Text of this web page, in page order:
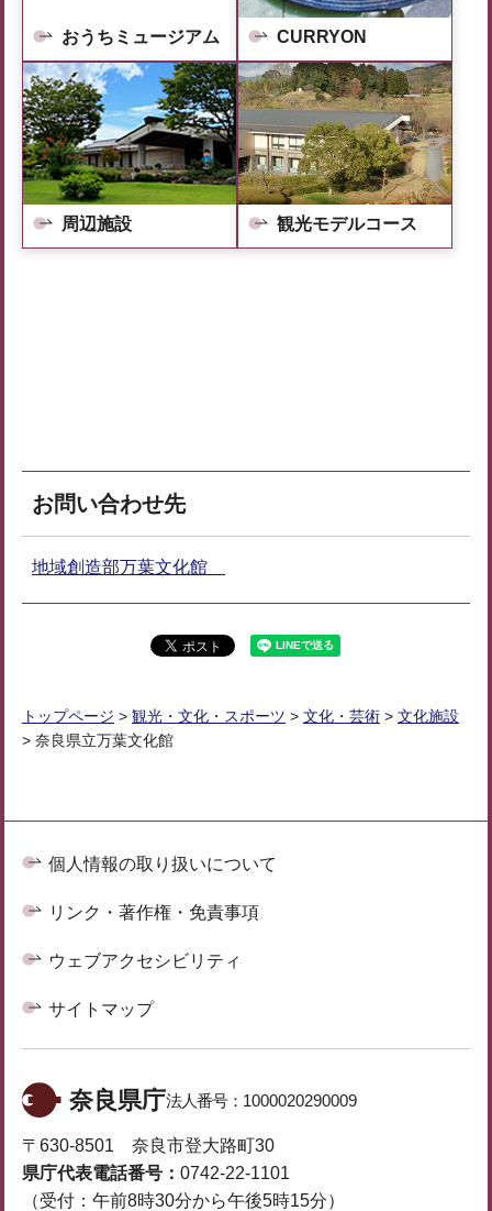
おうちミュージアム CURRYON
周辺施設 観光モデルコース
お問い合わせ先
地域創造部万葉文化館
トップページ > 観光・文化・スポーツ > 文化・芸術 > 文化施設
> 奈良県立万葉文化館
個人情報の取り扱いについて
リンク・著作権・免責事項
ウェブアクセシビリティ
サイトマップ
奈良県庁法人番号： 1000020290009
〒630-8501 奈良市登大路町30
県庁代表電話番号： 0742-22-1101
（受付：午前8時30分から午後5時15分）